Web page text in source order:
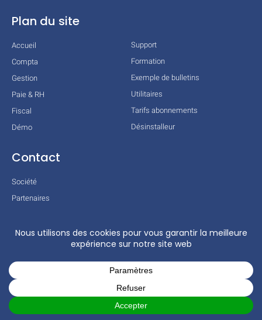
Plan du site
Accueil
Compta
Gestion
Paie & RH
Fiscal
Démo
Support
Formation
Exemple de bulletins
Utilitaires
Tarifs abonnements
Désinstalleur
Contact
Société
Partenaires
Mentions légales
Conditions générales
Actualités
COPYRIGHT © 2026 TOUS DROITS RÉSERVÉS – COGILOG – 3 RUE DES
CHARRONS 31700 BLAGNAC